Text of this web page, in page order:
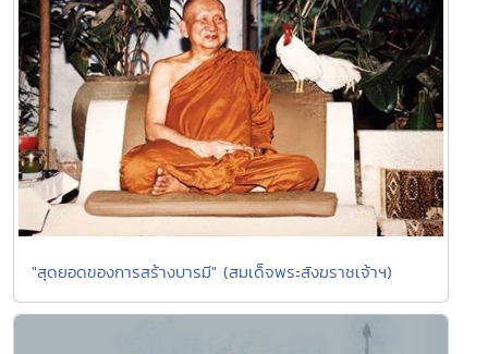
"สุดยอดของการสร้างบารมี" (สมเด็จพระสังฆราชเจ้าฯ)